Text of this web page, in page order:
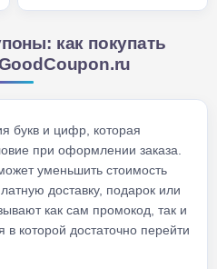
как покупать
букв и цифр, которая
при оформлении заказа.
уменьшить стоимость
доставку, подарок или
как сам промокод, так и
в которой достаточно перейти